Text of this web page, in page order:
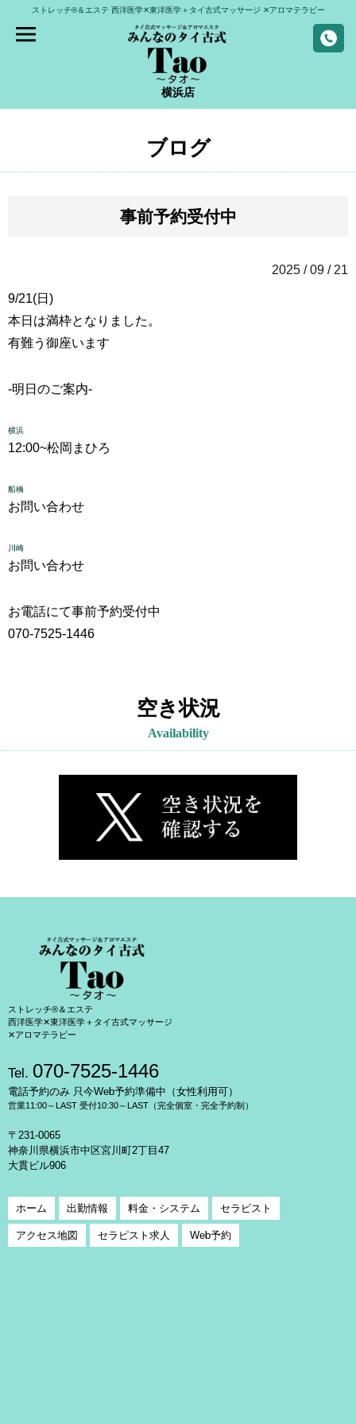
ストレッチ®＆エステ 西洋医学✕東洋医学＋タイ古式マッサージ ✕アロマテラピー
横浜店
ブログ
事前予約受付中
2025 / 09 / 21
9/21(日)
本日は満枠となりました。
有難う御座います
-明日のご案内-
横浜
12:00~松岡まひろ
船橋
お問い合わせ
川崎
お問い合わせ
お電話にて事前予約受付中
070-7525-1446
空き状況
Availability
ストレッチ®＆エステ
西洋医学✕東洋医学＋タイ古式マッサージ
✕アロマテラピー
Tel. 070-7525-1446
電話予約のみ 只今Web予約準備中（女性利用可）
営業11:00～LAST 受付10:30～LAST（完全個室・完全予約制）
〒231-0065
神奈川県横浜市中区宮川町2丁目47
大貫ビル906
ホーム 出勤情報 料金・システム セラピスト
アクセス地図 セラピスト求人 Web予約